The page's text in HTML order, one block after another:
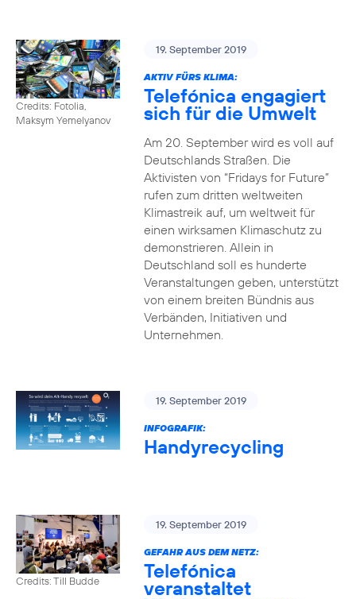
Credits: Fotolia,
Maksym Yemelyanov
19. September 2019
AKTIV FÜRS KLIMA:
Telefónica engagiert
sich für die Umwelt
Am 20. September wird es voll auf
Deutschlands Straßen. Die
Aktivisten von “Fridays for Future”
rufen zum dritten weltweiten
Klimastreik auf, um weltweit für
einen wirksamen Klimaschutz zu
demonstrieren. Allein in
Deutschland soll es hunderte
Veranstaltungen geben, unterstützt
von einem breiten Bündnis aus
Verbänden, Initiativen und
Unternehmen.
19. September 2019
INFOGRAFIK:
Handyrecycling
Credits: Till Budde
19. September 2019
GEFAHR AUS DEM NETZ:
Telefónica
veranstaltet